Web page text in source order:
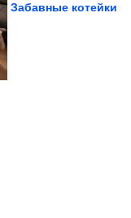
Забавные котейки